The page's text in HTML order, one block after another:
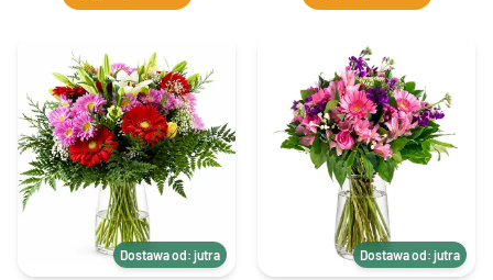
Dostawa od: jutra Dostawa od: jutra